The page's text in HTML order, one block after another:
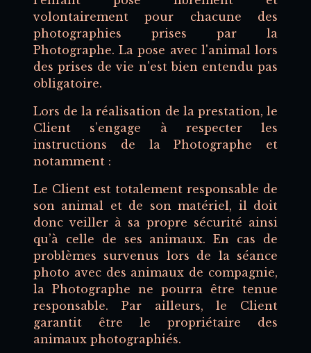
volontairement pour chacune des
photographies prises par la
Photographe. La pose avec l'animal lors
des prises de vie n'est bien entendu pas
obligatoire.
Lors de la réalisation de la prestation, le
Client s’engage à respecter les
instructions de la Photographe et
notamment :
Le Client est totalement responsable de
son animal et de son matériel, il doit
donc veiller à sa propre sécurité ainsi
qu’à celle de ses animaux. En cas de
problèmes survenus lors de la séance
photo avec des animaux de compagnie,
la Photographe ne pourra être tenue
responsable. Par ailleurs, le Client
garantit être le propriétaire des
animaux photographiés.